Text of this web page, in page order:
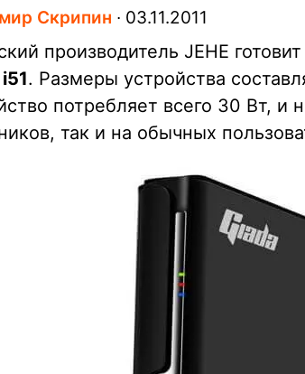
Скрипин ∙ 03.11.2011
производитель JEHE
. Размеры устройства
потребляет всего 30 Вт, и
так и на обычных